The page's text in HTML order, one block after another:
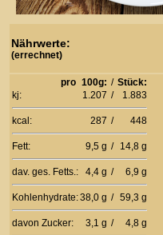
Nährwerte:
(errechnet)
pro 100g: / Stück:
kj:
1.207 / 1.883
kcal: 287 / 448
Fett: 9,5 g / 14,8 g
dav. ges. Fetts.: 4,4 g / 6,9 g
Kohlenhydrate:38,0 g / 59,3 g
davon Zucker: 3,1 g / 4,8 g